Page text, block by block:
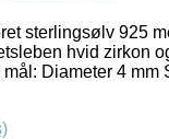
sterlingsølv 925
hvid zirkon
Diameter 4 mm